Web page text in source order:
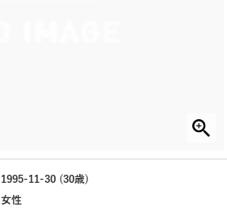
1995-11-30 (30歳)
女性